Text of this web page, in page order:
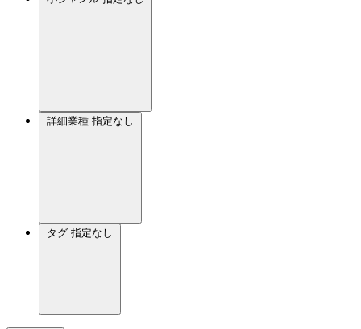
詳細業種 指定なし
タグ 指定なし